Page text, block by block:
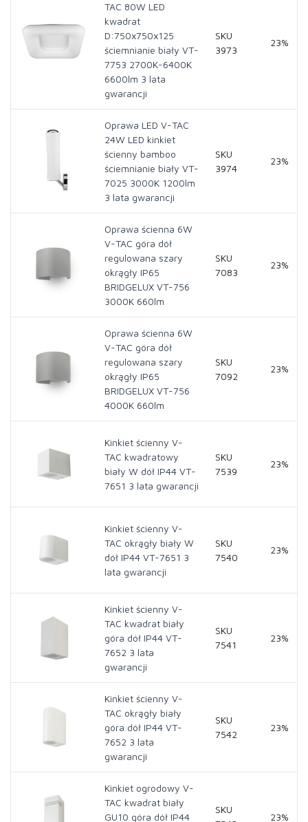
TAC 80W LED
kwadrat
D:750x750x125
ściemnianie biały VT-
7753 2700K-6400K
6600lm 3 lata
gwarancji
SKU
3973
23%
Oprawa LED V-TAC
24W LED kinkiet
ścienny bamboo
ściemnianie biały VT-
7025 3000K 1200lm
3 lata gwarancji
SKU
3974
23%
Oprawa ścienna 6W
V-TAC góra dół
regulowana szary
okrągły IP65
BRIDGELUX VT-756
3000K 660lm
SKU
7083
23%
Oprawa ścienna 6W
V-TAC góra dół
regulowana szary
okrągły IP65
BRIDGELUX VT-756
4000K 660lm
SKU
7092
23%
Kinkiet ścienny V-
TAC kwadratowy
biały W dół IP44 VT-
7651 3 lata gwarancji
SKU
7539
23%
Kinkiet ścienny V-
TAC okrągły biały W
dół IP44 VT-7651 3
lata gwarancji
SKU
7540
23%
Kinkiet ścienny V-
TAC kwadrat biały
góra dół IP44 VT-
7652 3 lata
gwarancji
SKU
7541
23%
Kinkiet ścienny V-
TAC okrągły biały
góra dół IP44 VT-
7652 3 lata
gwarancji
SKU
7542
23%
Kinkiet ogrodowy V-
TAC kwadrat biały
GU10 góra dół IP44
SKU
23%